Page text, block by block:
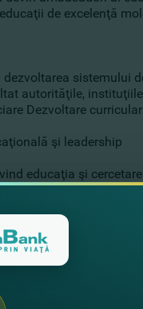
de excelenţă
sistemului
autorităţile,
Dezvoltare
şi leadership
educaţia şi
participanţilor
pentru